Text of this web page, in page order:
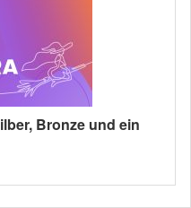
Bronze und ein